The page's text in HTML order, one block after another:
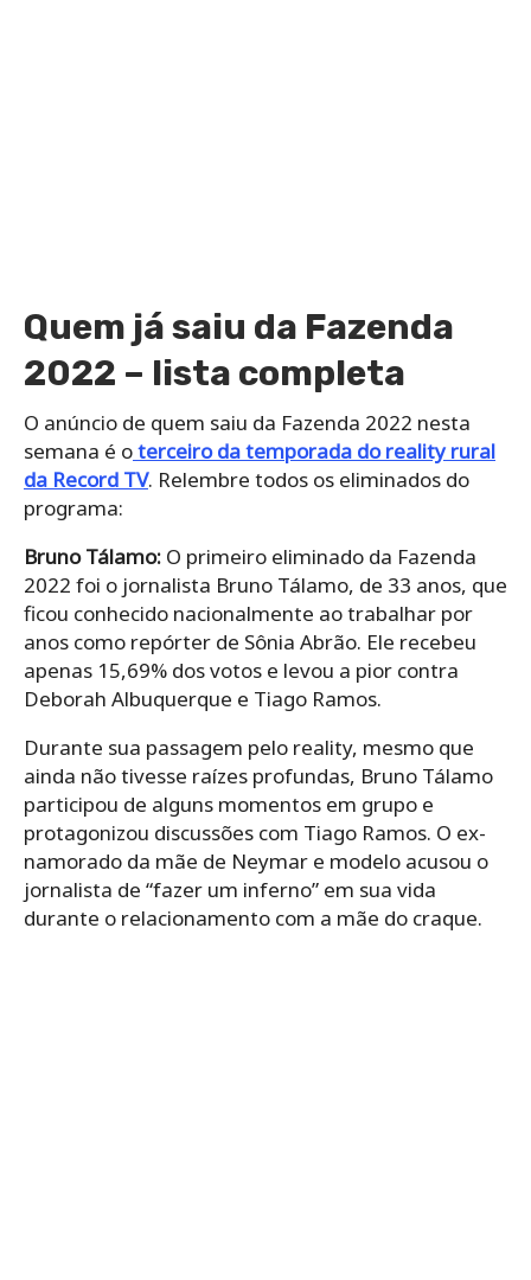
Quem já saiu da Fazenda
2022 – lista completa
O anúncio de quem saiu da Fazenda 2022 nesta
semana é oterceiro da temporada do reality rural
da Record TV. Relembre todos os eliminados do
programa:
Bruno Tálamo: O primeiro eliminado da Fazenda
2022 foi o jornalista Bruno Tálamo, de 33 anos, que
ficou conhecido nacionalmente ao trabalhar por
anos como repórter de Sônia Abrão. Ele recebeu
apenas 15,69% dos votos e levou a pior contra
Deborah Albuquerque e Tiago Ramos.
Durante sua passagem pelo reality, mesmo que
ainda não tivesse raízes profundas, Bruno Tálamo
participou de alguns momentos em grupo e
protagonizou discussões com Tiago Ramos. O ex-
namorado da mãe de Neymar e modelo acusou o
jornalista de “fazer um inferno” em sua vida
durante o relacionamento com a mãe do craque.